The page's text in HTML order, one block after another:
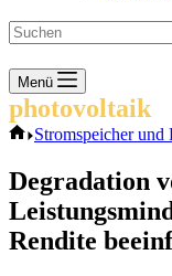
Keine
Ergebnisse
Menü
photovoltaik
Start
Stromspeicher und
Degradation
Rendite